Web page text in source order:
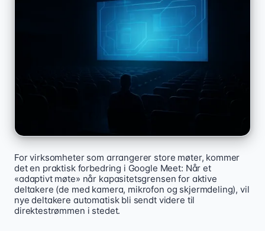
For virksomheter som arrangerer store møter, kommer
det en praktisk forbedring i Google Meet: Når et
«adaptivt møte» når kapasitetsgrensen for aktive
deltakere (de med kamera, mikrofon og skjermdeling), vil
nye deltakere automatisk bli sendt videre til
direktestrømmen i stedet.